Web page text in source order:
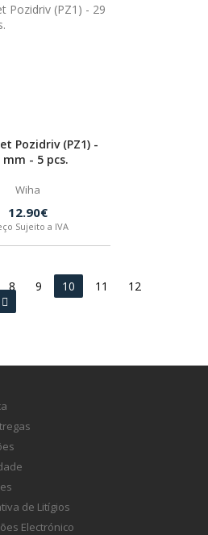
Pozidriv (PZ1) -
mm - 5 pcs.
Wiha
12.90€
Sujeito a IVA
8 9 10 11
12
de Litígios
Electrónico